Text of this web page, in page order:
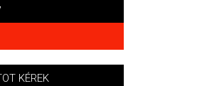
KÉREK